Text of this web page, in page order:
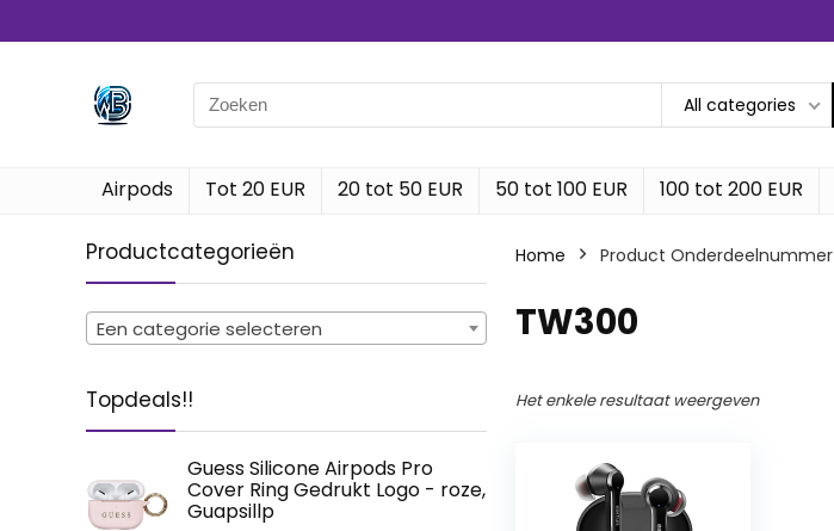
Search
for:
All categories
Airpods Tot 20 EUR 20 tot 50 EUR 50 tot 100 EUR 100 tot 200 EUR
Productcategorieën
Een categorie selecteren
Topdeals!!
Guess Silicone Airpods Pro
Cover Ring Gedrukt Logo - roze,
Guapsillp
Home Product Onderdeelnummer
‎TW300
Het enkele resultaat weergeven